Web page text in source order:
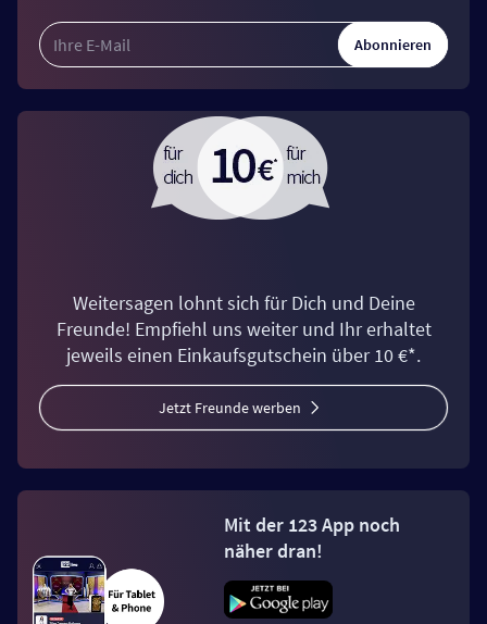
Abonnieren
Weitersagen lohnt sich für Dich und Deine
Freunde! Empfiehl uns weiter und Ihr erhaltet
jeweils einen Einkaufsgutschein über 10 €*.
Jetzt Freunde werben
Mit der 123 App noch
näher dran!